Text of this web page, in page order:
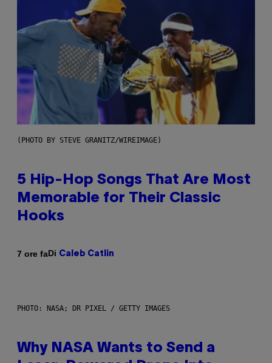
(PHOTO BY STEVE GRANITZ/WIREIMAGE)
5 Hip-Hop Songs That Are Most
Memorable for Their Classic
Hooks
7 ore faDi Caleb Catlin
PHOTO: NASA; DR PIXEL / GETTY IMAGES
Why NASA Wants to Send a